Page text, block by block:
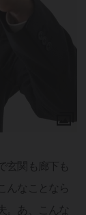
関も廊下も
んなことなら
。あ、こんな